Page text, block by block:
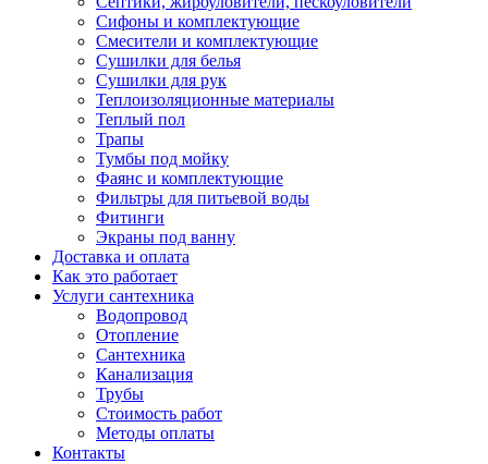
Сифоны и комплектующие
Смесители и комплектующие
Сушилки для белья
Сушилки для рук
Теплоизоляционные материалы
Теплый пол
Трапы
Тумбы под мойку
Фаянс и комплектующие
Фильтры для питьевой воды
Фитинги
Экраны под ванну
Доставка и оплата
Как это работает
Услуги сантехника
Водопровод
Отопление
Сантехника
Канализация
Трубы
Стоимость работ
Методы оплаты
Контакты